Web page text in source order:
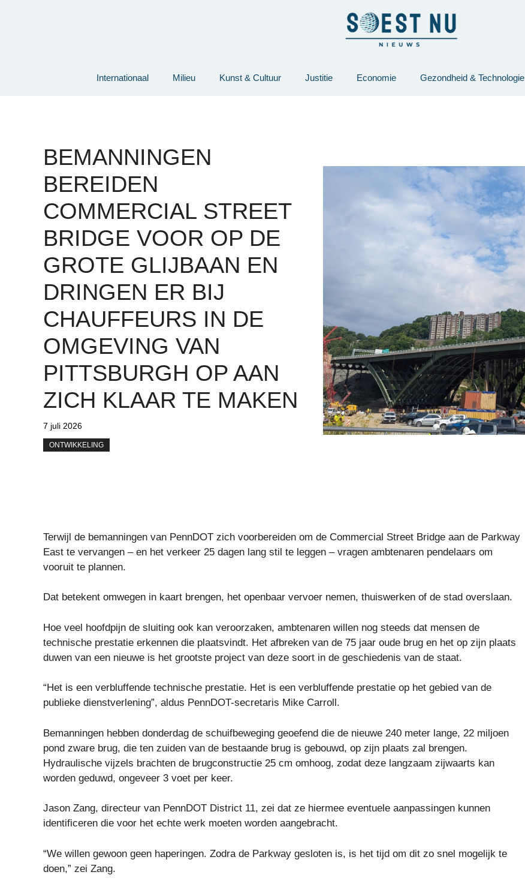
Internationaal Milieu Kunst & Cultuur Justitie Economie Gezondheid & Technologie
BEMANNINGEN
BEREIDEN
COMMERCIAL STREET
BRIDGE VOOR OP DE
GROTE GLIJBAAN EN
DRINGEN ER BIJ
CHAUFFEURS IN DE
OMGEVING VAN
PITTSBURGH OP AAN
ZICH KLAAR TE MAKEN
7 juli 2026
ONTWIKKELING
Terwijl de bemanningen van PennDOT zich voorbereiden om de Commercial Street Bridge aan de Parkway
East te vervangen – en het verkeer 25 dagen lang stil te leggen – vragen ambtenaren pendelaars om
vooruit te plannen.
Dat betekent omwegen in kaart brengen, het openbaar vervoer nemen, thuiswerken of de stad overslaan.
Hoe veel hoofdpijn de sluiting ook kan veroorzaken, ambtenaren willen nog steeds dat mensen de
technische prestatie erkennen die plaatsvindt. Het afbreken van de 75 jaar oude brug en het op zijn plaats
duwen van een nieuwe is het grootste project van deze soort in de geschiedenis van de staat.
“Het is een verbluffende technische prestatie. Het is een verbluffende prestatie op het gebied van de
publieke dienstverlening”, aldus PennDOT-secretaris Mike Carroll.
Bemanningen hebben donderdag de schuifbeweging geoefend die de nieuwe 240 meter lange, 22 miljoen
pond zware brug, die ten zuiden van de bestaande brug is gebouwd, op zijn plaats zal brengen.
Hydraulische vijzels brachten de brugconstructie 25 cm omhoog, zodat deze langzaam zijwaarts kan
worden geduwd, ongeveer 3 voet per keer.
Jason Zang, directeur van PennDOT District 11, zei dat ze hiermee eventuele aanpassingen kunnen
identificeren die voor het echte werk moeten worden aangebracht.
“We willen gewoon geen haperingen. Zodra de Parkway gesloten is, is het tijd om dit zo snel mogelijk te
doen,” zei Zang.